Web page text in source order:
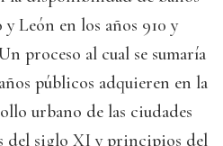
León en los años 910 y
proceso al cual se sumaría
públicos adquieren en la
urbano de las ciudades
del siglo XI y principios del